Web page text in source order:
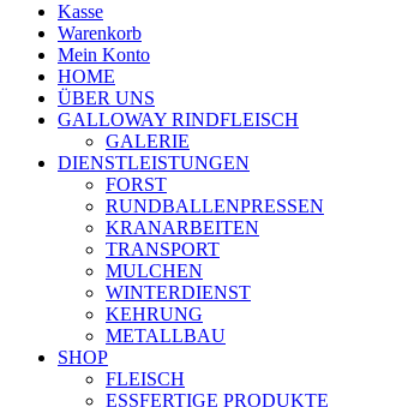
Kasse
Warenkorb
Mein Konto
HOME
ÜBER UNS
GALLOWAY RINDFLEISCH
GALERIE
DIENSTLEISTUNGEN
FORST
RUNDBALLENPRESSEN
KRANARBEITEN
TRANSPORT
MULCHEN
WINTERDIENST
KEHRUNG
METALLBAU
SHOP
FLEISCH
ESSFERTIGE PRODUKTE